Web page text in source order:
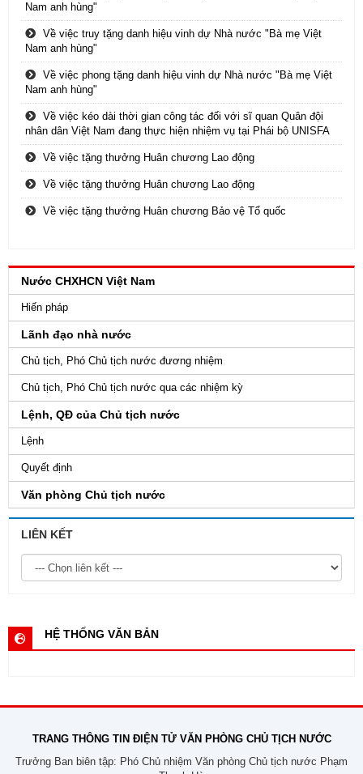
Nam anh hùng"
Về việc truy tặng danh hiệu vinh dự Nhà nước "Bà mẹ Việt
Nam anh hùng"
Về việc phong tặng danh hiệu vinh dự Nhà nước "Bà mẹ Việt
Nam anh hùng"
Về việc kéo dài thời gian công tác đối với sĩ quan Quân đội
nhân dân Việt Nam đang thực hiện nhiệm vụ tại Phái bộ UNISFA
Về việc tặng thưởng Huân chương Lao động
Về việc tặng thưởng Huân chương Lao động
Về việc tặng thưởng Huân chương Bảo vệ Tổ quốc
Nước CHXHCN Việt Nam
Hiến pháp
Lãnh đạo nhà nước
Chủ tịch, Phó Chủ tịch nước đương nhiệm
Chủ tịch, Phó Chủ tịch nước qua các nhiệm kỳ
Lệnh, QĐ của Chủ tịch nước
Lệnh
Quyết định
Văn phòng Chủ tịch nước
LIÊN KẾT
HỆ THỐNG VĂN BẢN
TRANG THÔNG TIN ĐIỆN TỬ VĂN PHÒNG CHỦ TỊCH NƯỚC
Trưởng Ban biên tập: Phó Chủ nhiệm Văn phòng Chủ tịch nước Phạm